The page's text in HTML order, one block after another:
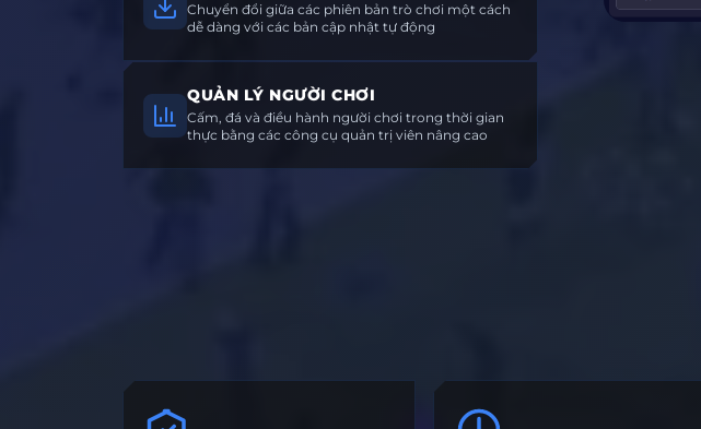
Chuyển đổi giữa các phiên bản trò chơi một cách
dễ dàng với các bản cập nhật tự động
QUẢN LÝ NGƯỜI CHƠI
Cấm, đá và điều hành người chơi trong thời gian
thực bằng các công cụ quản trị viên nâng cao